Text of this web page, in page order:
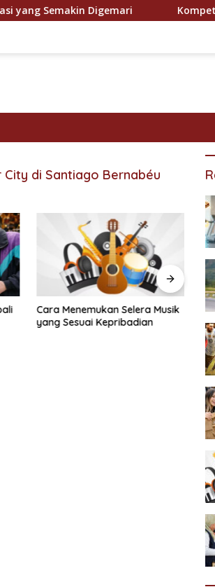
Semakin Digemari Kompetisi
di Santiago Bernabéu
Cara Menemukan Selera Musik
yang Sesuai Kepribadian